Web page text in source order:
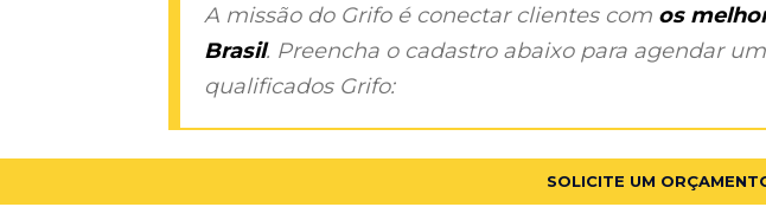
A missão do Grifo é conectar clientes com os
Brasil. Preencha o cadastro abaixo para agendar
qualificados Grifo:
SOLICITE UM